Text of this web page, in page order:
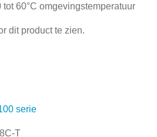
60°C omgevingstemperatuur
dit product te zien.
serie
T